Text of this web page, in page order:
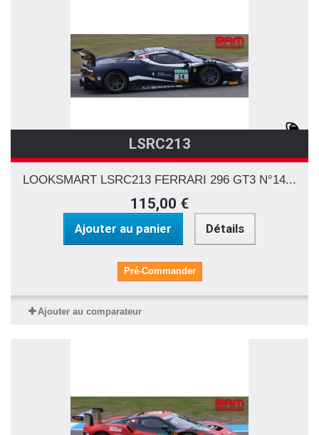
LSRC213
LOOKSMART LSRC213 FERRARI 296 GT3 N°14...
115,00 €
Ajouter au panier Détails
Pré-Commander
Ajouter au comparateur